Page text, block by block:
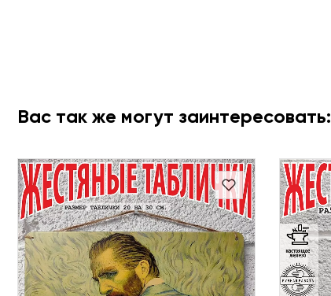
Вас так же могут заинтересовать: